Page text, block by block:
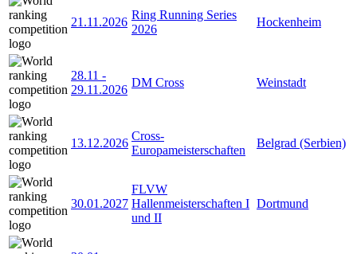
21.11.2026
Ring Running Series
2026
Hockenheim
28.11 -
29.11.2026
DM Cross Weinstadt
13.12.2026
Cross-
Europameisterschaften
Belgrad (Serbien)
30.01.2027
FLVW
Hallenmeisterschaften I
und II
Dortmund